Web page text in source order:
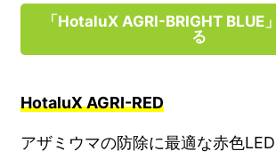
「HotaluX AGRI-BRIGHT BLUE
る
HotaluX AGRI-RED
アザミウマの防除に最適な赤色